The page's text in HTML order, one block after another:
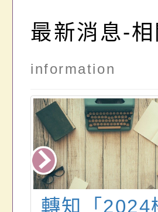
最新消息-
information
轉知「2024